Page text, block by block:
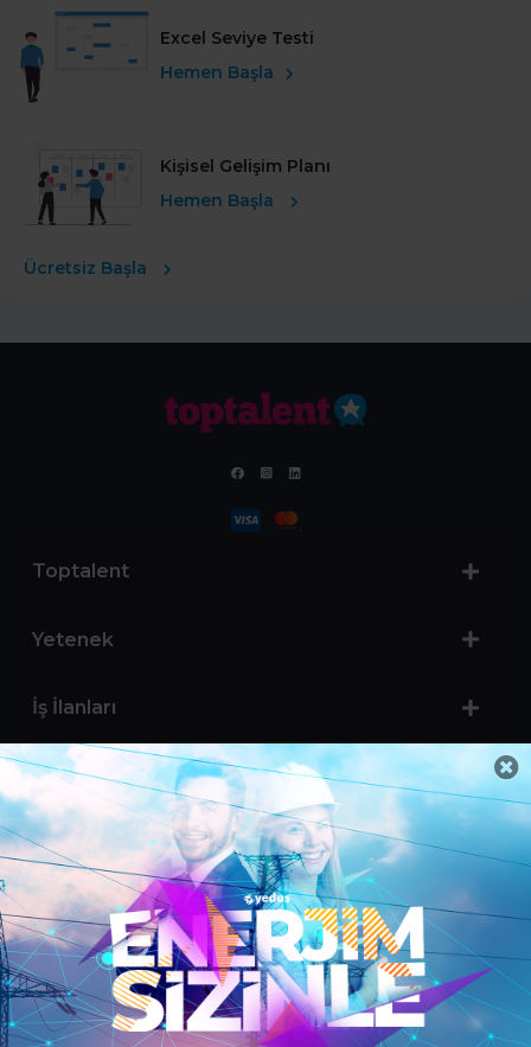
Excel Seviye Testi
Hemen Başla
Kişisel Gelişim Planı
Hemen Başla
Ücretsiz Başla
Toptalent
Yetenek
İş İlanları
Sertifika Programları
Yetenek Testleri
İşveren